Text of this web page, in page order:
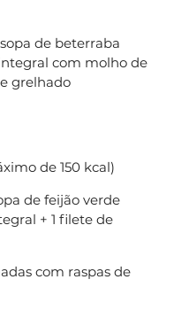
de beterraba
com molho de
grelhado
de 150 kcal)
de feijão verde
+ 1 filete de
com raspas de